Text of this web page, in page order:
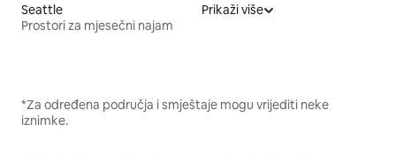
Seattle
Prostori za mjesečni najam
Prikaži više
*Za određena područja i smještaje mogu vrijediti neke
iznimke.